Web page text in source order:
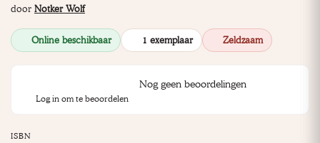
door Notker Wolf
Online beschikbaar 1 exemplaar Zeldzaam
Nog geen beoordelingen
Log in om te beoordelen
ISBN